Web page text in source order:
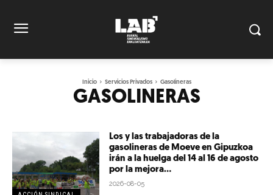
Inicio Servicios Privados Gasolineras
GASOLINERAS
Los y las trabajadoras de la
gasolineras de Moeve en Gipuzkoa
irán a la huelga del 14 al 16 de agosto
por la mejora...
2026-08-05